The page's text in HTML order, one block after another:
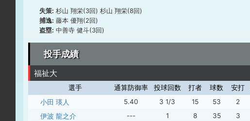
失策: 杉山 翔栄(3回) 杉山 翔栄(8回)
捕逸: 藤本 優翔(2回)
盗塁: 中善寺 健斗(3回)
投手成績
福祉大
選手 通算防御率 投球回数 打者 球数 安打
小田 瑛人 5.40 3 1/3 15 53 2
伊波 龍之介 --- 1 8 35 3